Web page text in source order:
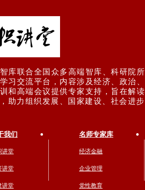
库联合全国众多高端智库、科研院
习交流平台，内容涉及经济、政治
和高端会议提供专家支持，旨在解
助力组织发展、国家建设、社会进
我们
讲堂
讲堂
讲堂
名师专家库
经济金融
企业管理
党性教育